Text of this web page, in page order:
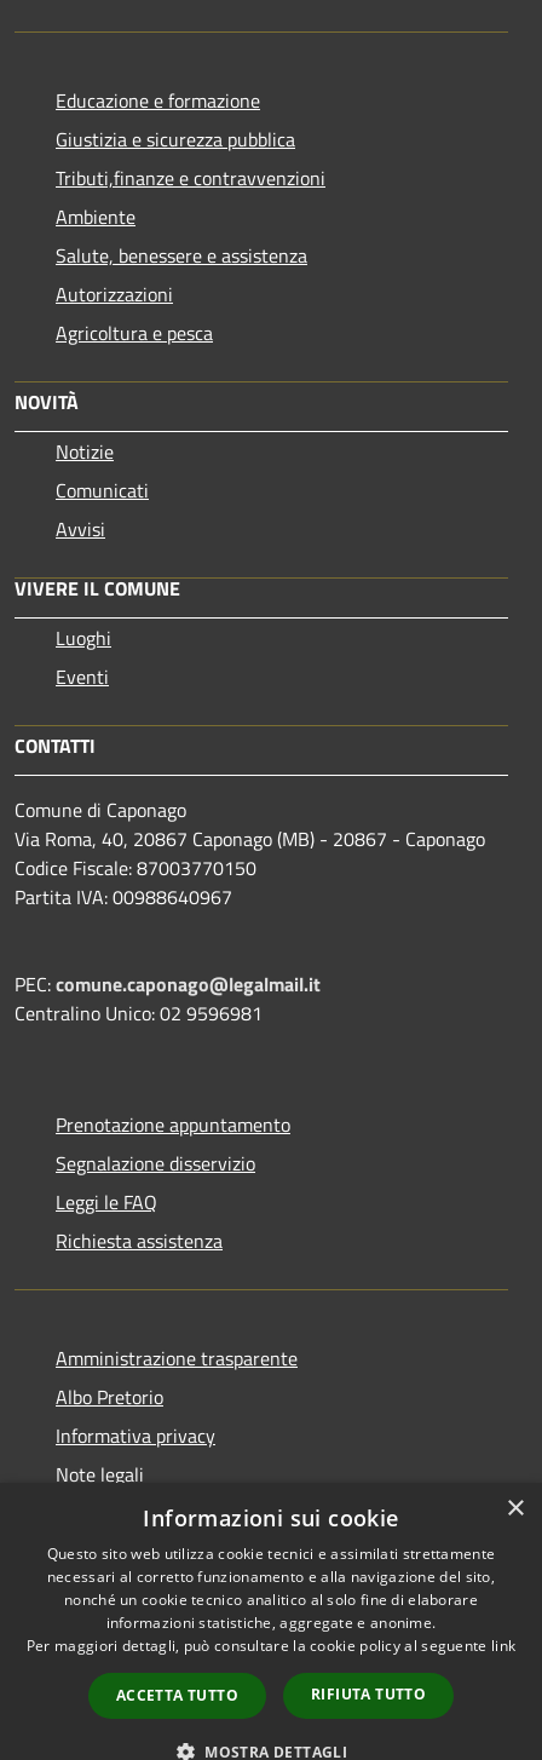
Educazione e formazione
Giustizia e sicurezza pubblica
Tributi,finanze e contravvenzioni
Ambiente
Salute, benessere e assistenza
Autorizzazioni
Agricoltura e pesca
NOVITÀ
Notizie
Comunicati
Avvisi
VIVERE IL COMUNE
Luoghi
Eventi
CONTATTI
Comune di Caponago
Via Roma, 40, 20867 Caponago (MB) - 20867 - Caponago
Codice Fiscale: 87003770150
Partita IVA: 00988640967
PEC:comune.caponago@legalmail.it
Centralino Unico: 02 9596981
Prenotazione appuntamento
Segnalazione disservizio
Leggi le FAQ
Richiesta assistenza
Amministrazione trasparente
Albo Pretorio
Informativa privacy
Note legali
Dichiarazione di accessibilità
RSS
Accessibilità
Copyright © 2026 • Comune di
Municipium•
Accesso
redazione
×
Informazioni sui cookie
Questo sito web utilizza cookie tecnici e assimilati strettamente
necessari al corretto funzionamento e alla navigazione del sito,
nonché un cookie tecnico analitico al solo fine di elaborare
informazioni statistiche, aggregate e anonime.
Per maggiori dettagli, può consultare la cookie policy al seguente link
ACCETTA TUTTO RIFIUTA TUTTO
MOSTRA DETTAGLI